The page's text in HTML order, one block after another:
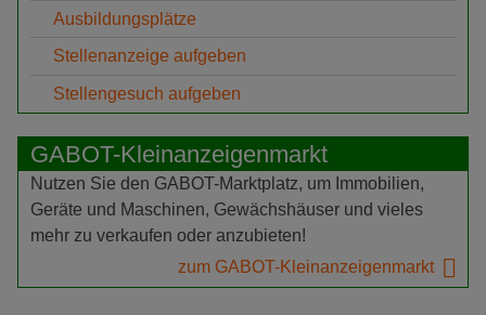
Ausbildungsplätze
Stellenanzeige aufgeben
Stellengesuch aufgeben
GABOT-Kleinanzeigenmarkt
Nutzen Sie den GABOT-Marktplatz, um Immobilien,
Geräte und Maschinen, Gewächshäuser und vieles
mehr zu verkaufen oder anzubieten!
zum GABOT-Kleinanzeigenmarkt